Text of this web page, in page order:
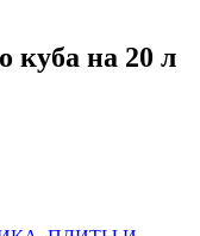
куба на 20 л